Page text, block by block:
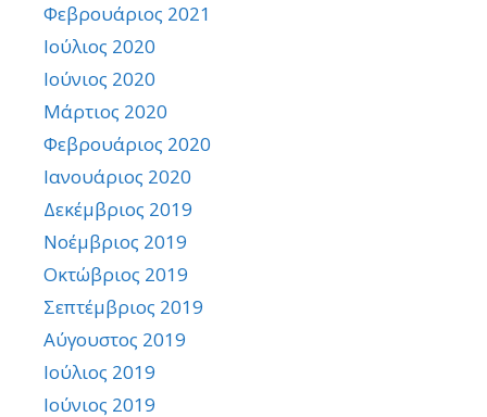
Φεβρουάριος 2021
Ιούλιος 2020
Ιούνιος 2020
Μάρτιος 2020
Φεβρουάριος 2020
Ιανουάριος 2020
Δεκέμβριος 2019
Νοέμβριος 2019
Οκτώβριος 2019
Σεπτέμβριος 2019
Αύγουστος 2019
Ιούλιος 2019
Ιούνιος 2019